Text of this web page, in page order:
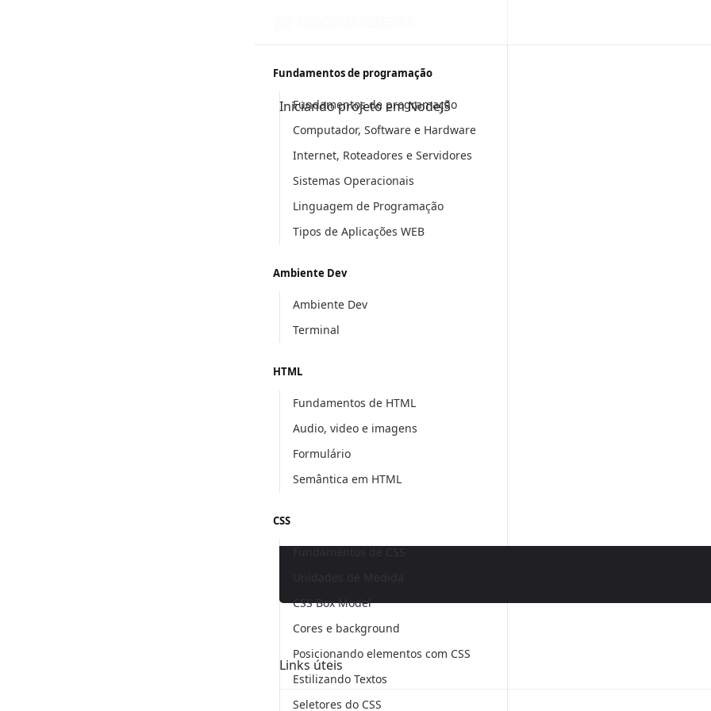
Fundamentos de programação
Fundamentos de programação
Computador, Software e Hardware
Internet, Roteadores e Servidores
Sistemas Operacionais
Linguagem de Programação
Tipos de Aplicações WEB
Ambiente Dev
Ambiente Dev
Terminal
HTML
Fundamentos de HTML
Audio, video e imagens
Formulário
Semântica em HTML
CSS
CSS Box Model
Cores e background
Posicionando elementos com CSS
Estilizando Textos
Seletores do CSS
Iniciando projeto em NodeJS
Links úteis